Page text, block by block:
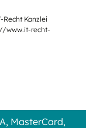
Recht Kanzlei
www.it-recht-
MasterCard,